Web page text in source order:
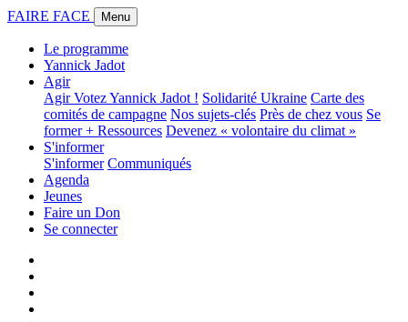
FAIRE FACE Menu
Le programme
Yannick Jadot
Agir
AgirVotez Yannick Jadot ! Solidarité Ukraine Carte des
comités de campagne Nos sujets-clés Près de chez vous Se
former + Ressources Devenez « volontaire du climat »
S'informer
S'informer Communiqués
Agenda
Jeunes
Faire un Don
Se connecter